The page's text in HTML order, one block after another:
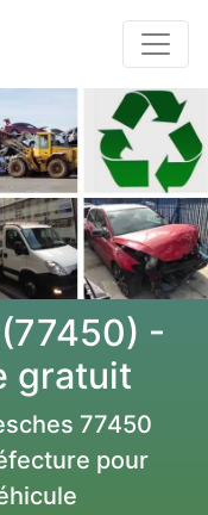
-
gratuit
77450
pour